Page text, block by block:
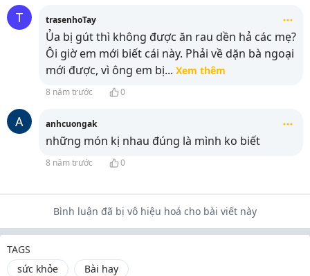
T trasenhoTay
Ủa bị gút thì không được ăn rau dền hả các mẹ?
Ôi giờ em mới biết cái này. Phải về dặn bà ngoại
mới được, vì ông em bị... Xem thêm
8 năm trước 0
A anhcuongak
những món kị nhau đúng là mình ko biết
8 năm trước 0
Bình luận đã bị vô hiệu hoá cho bài viết này
TAGS
sức khỏe
Bài hay